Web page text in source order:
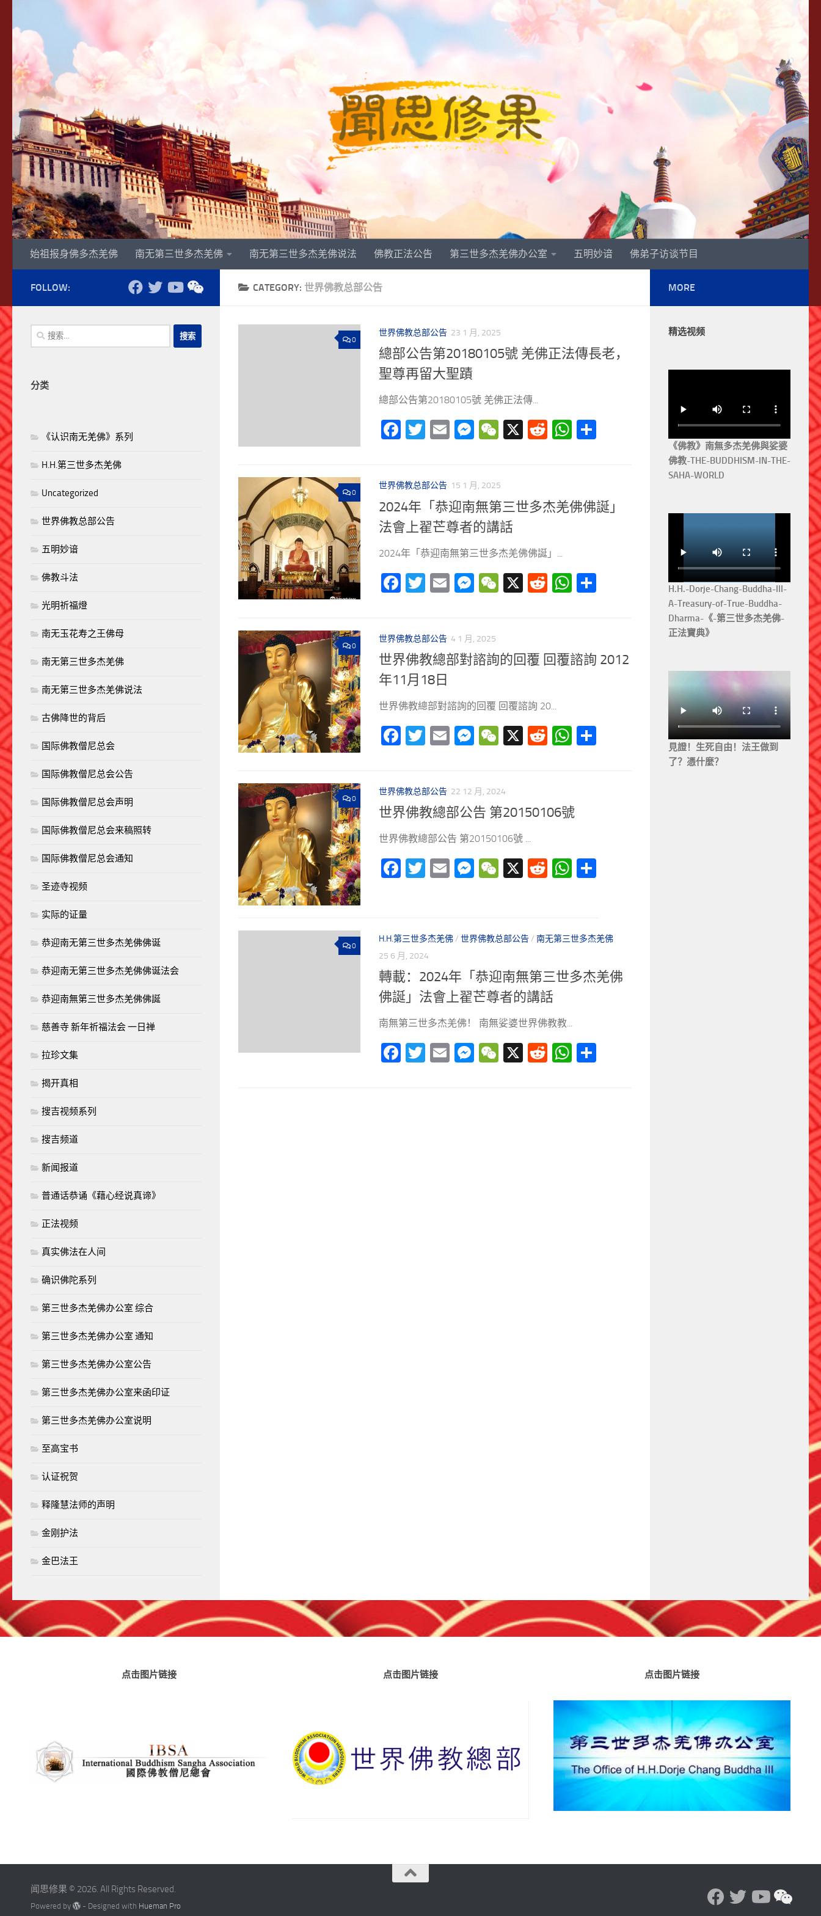
始祖报身佛多杰羌佛 南无第三世多杰羌佛 南无第三世多杰羌佛说法 佛教正法公告 第三世多杰羌佛办公室 五明妙谙 佛弟子访谈节目
CATEGORY: 世界佛教总部公告
0
世界佛教总部公告 23 1 月, 2025
總部公告第20180105號 羌佛正法傳長老，
聖尊再留大聖蹟
總部公告第20180105號 羌佛正法傳...
Facebook
Twitter
EmailMessenger
WeChat
X RedditWhatsApp
0
世界佛教总部公告 15 1 月, 2025
2024年「恭迎南無第三世多杰羌佛佛誕」
法會上翟芒尊者的講話
2024年「恭迎南無第三世多杰羌佛佛誕」...
Facebook
Twitter
EmailMessenger
WeChat
X RedditWhatsApp
0
世界佛教总部公告 4 1 月, 2025
世界佛教總部對諮詢的回覆 回覆諮詢 2012
年11月18日
世界佛教總部對諮詢的回覆 回覆諮詢 20...
Facebook
Twitter
EmailMessenger
WeChat
X RedditWhatsApp
0
世界佛教总部公告 22 12 月, 2024
世界佛教總部公告 第20150106號
世界佛教總部公告 第20150106號 ...
Facebook
Twitter
EmailMessenger
WeChat
X RedditWhatsApp
0
H.H.第三世多杰羌佛/ 世界佛教总部公告/ 南无第三世多杰羌佛
25 6 月, 2024
轉載：2024年「恭迎南無第三世多杰羌佛
佛誕」法會上翟芒尊者的講話
南無第三世多杰羌佛！ 南無娑婆世界佛教教...
Facebook
Twitter
EmailMessenger
WeChat
X RedditWhatsApp
FOLLOW:
搜
索：
分类
《认识南无羌佛》系列
H.H.第三世多杰羌佛
Uncategorized
世界佛教总部公告
五明妙谙
佛教斗法
光明祈福燈
南无玉花寿之王佛母
南无第三世多杰羌佛
南无第三世多杰羌佛说法
古佛降世的背后
国际佛教僧尼总会
国际佛教僧尼总会公告
国际佛教僧尼总会声明
国际佛教僧尼总会来稿照转
国际佛教僧尼总会通知
圣迹寺视频
实际的证量
恭迎南无第三世多杰羌佛佛诞
恭迎南无第三世多杰羌佛佛诞法会
恭迎南無第三世多杰羌佛佛誕
慈善寺 新年祈福法会 一日禅
拉珍文集
揭开真相
搜吉视频系列
搜吉频道
新闻报道
普通话恭诵《藉心经说真谛》
正法视频
真实佛法在人间
确识佛陀系列
第三世多杰羌佛办公室 综合
第三世多杰羌佛办公室 通知
第三世多杰羌佛办公室公告
第三世多杰羌佛办公室来函印证
第三世多杰羌佛办公室说明
至高宝书
认证祝贺
释隆慧法师的声明
金刚护法
金巴法王
MORE
精选视频
《佛教》南無多杰羌佛與娑婆
佛教-THE-BUDDHISM-IN-THE-
SAHA-WORLD
H.H.-Dorje-Chang-Buddha-III-
A-Treasury-of-True-Buddha-
Dharma-《-第三世多杰羌佛-
正法寶典》
見證！生死自由！法王做到
了？憑什麼？
点击图片链接 点击图片链接 点击图片链接
闻思修果 © 2026. All Rights Reserved.
Powered by - Designed with Hueman Pro